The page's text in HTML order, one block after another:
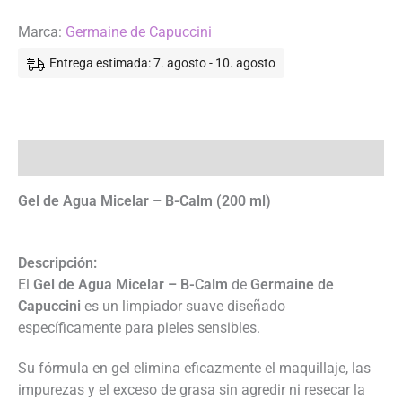
Marca: Germaine de Capuccini
Entrega estimada: 7. agosto - 10. agosto
Gel de Agua Micelar – B-Calm (200 ml)
Descripción:
El Gel de Agua Micelar – B-Calm de Germaine de
Capuccini es un limpiador suave diseñado
específicamente para pieles sensibles.
Su fórmula en gel elimina eficazmente el maquillaje, las
impurezas y el exceso de grasa sin agredir ni resecar la